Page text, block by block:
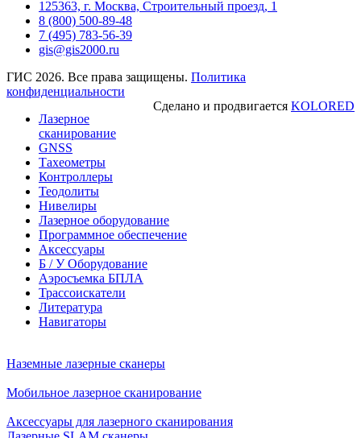
125363, г. Москва, Строительный проезд, 1
8 (800) 500-89-48
7 (495) 783-56-39
gis@gis2000.ru
ГИС 2026. Все права защищены. Политика
конфиденциальности
Сделано и продвигается KOLORED
Лазерное
сканирование
GNSS
Тахеометры
Контроллеры
Теодолиты
Нивелиры
Лазерное оборудование
Программное обеспечение
Аксессуары
Б / У Оборудование
Аэросъемка БПЛА
Трассоискатели
Литература
Навигаторы
Наземные лазерные сканеры
Мобильное лазерное сканирование
Аксессуары для лазерного сканирования